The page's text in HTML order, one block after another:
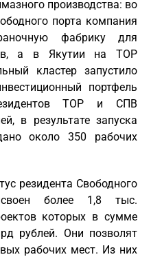
производства: во
порта компания
фабрику для
а в Якутии на ТОР
кластер запустило
портфель
ТОР и СПВ
в результате запуска
около 350 рабочих
резидента Свободного
более 1,8 тыс.
которых в сумме
рублей. Они позволят
рабочих мест. Из них